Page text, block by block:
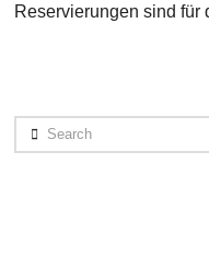
Reservierungen sind für
Search